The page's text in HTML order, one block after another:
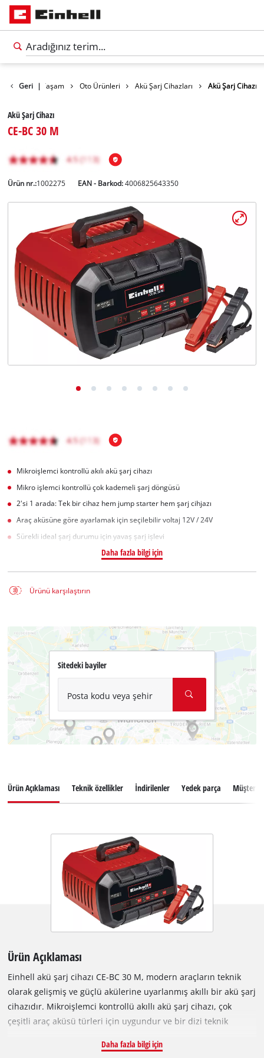
Türkçe
TRTürkçe
English
Geri |
Outdoor ve Yaşam Oto Ürünleri Akü Şarj Cihazları Akü Şarj Cihazı
Akü Şarj Cihazı
CE-BC 30 M
Ürün nr.:1002275 EAN - Barkod:4006825643350
Mikroişlemci kontrollü akılı akü şarj cihazı
Mikro işlemci kontrollü çok kademeli şarj döngüsü
2'si 1 arada: Tek bir cihaz hem jump starter hem şarj cihjazı
Araç aküsüne göre ayarlamak için seçilebilir voltaj 12V / 24V
Sürekli ideal şarj durumu için yavaş şarj işlevi
Daha fazla bilgi için
Ürünü karşılaştırın
Sitedeki bayiler
Posta kodu veya şehir
Ürün Açıklaması Teknik özellikler İndirilenler Yedek parça Müşteri
Ürün Açıklaması
Einhell akü şarj cihazı CE-BC 30 M, modern araçların teknik
olarak gelişmiş ve güçlü akülerine uyarlanmış akıllı bir akü şarj
cihazıdır. Mikroişlemci kontrollü akıllı akü şarj cihazı, çok
çeşitli araç aküsü türleri için uygundur ve bir dizi teknik
noktası, mümkün olan en uzun kullanım ömrünün tam güçte
Daha fazla bilgi için